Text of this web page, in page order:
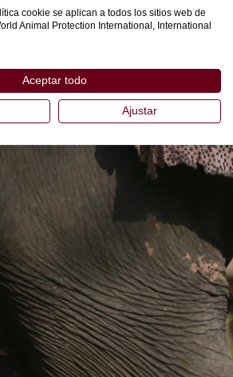
cookie se aplican a todos los sitios web de
Animal Protection International, International
Aceptar todo
Ajustar